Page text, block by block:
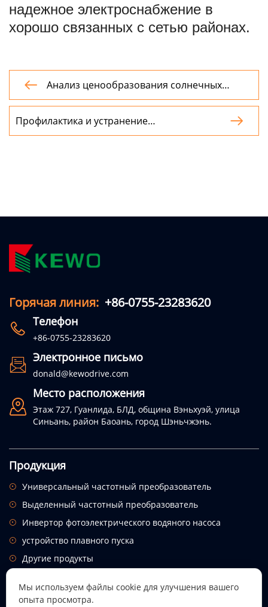
надежное электроснабжение в
хорошо связанных с сетью районах.

Анализ ценообразования солнечных
насосных инверторов: ключевые факторы
и рыночные соображения.
Профилактика и устранение
неисправностей инверторов солнечных

Горячая линия: +86-0755-23283620
 Телефон
+86-0755-23283620
 Электронное письмо
donald@kewodrive.com

Место расположения
Этаж 727, Гуанлида, БЛД, община Вэньхуэй, улица
Синьань, район Баоань, город Шэньчжэнь.
Продукция
 Универсальный частотный преобразователь
 Выделенный частотный преобразователь
 Инвертор фотоэлектрического водяного насоса
 устройство плавного пуска
 Другие продукты
Мы используем файлы cookie для улучшения вашего
опыта просмотра.